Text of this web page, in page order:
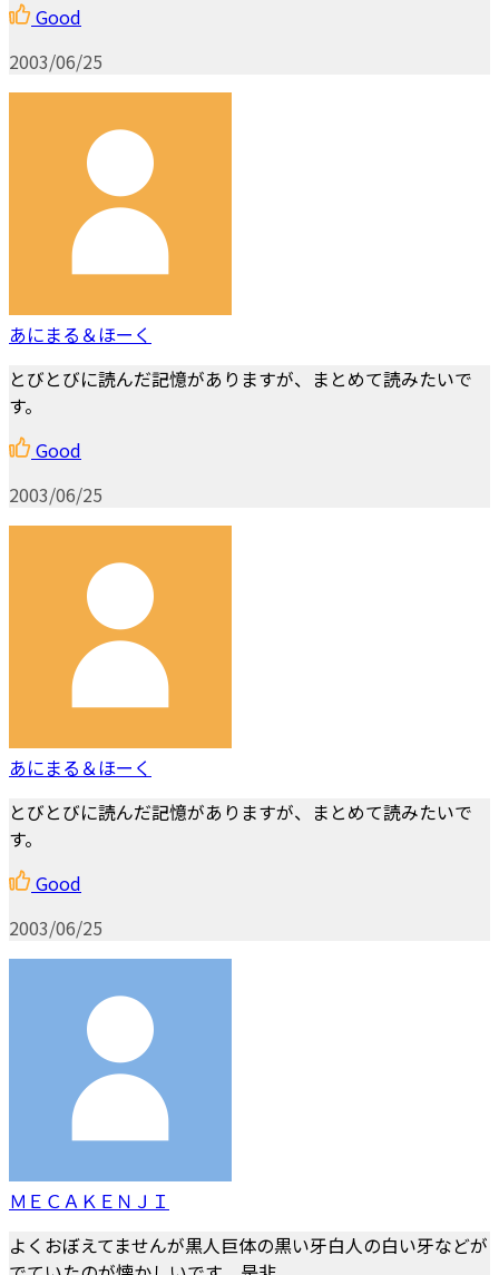
Good
2003/06/25
あにまる＆ほーく
とびとびに読んだ記憶がありますが、まとめて読みたいで
す。
Good
2003/06/25
あにまる＆ほーく
とびとびに読んだ記憶がありますが、まとめて読みたいで
す。
Good
2003/06/25
ＭＥＣＡＫＥＮＪＩ
よくおぼえてませんが黒人巨体の黒い牙白人の白い牙などが